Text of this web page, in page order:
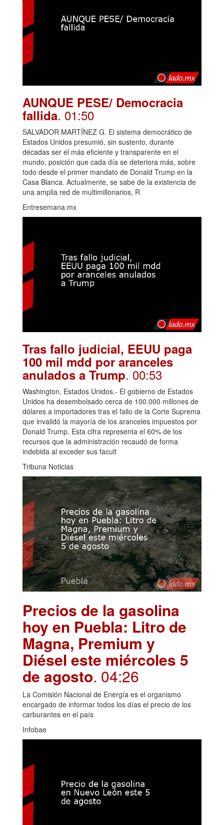
AUNQUE PESE/ Democracia
fallida. 01:50
SALVADOR MARTÍNEZ G. El sistema democrático de
Estados Unidos presumió, sin sustento, durante
décadas ser el más eficiente y transparente en el
mundo, posición que cada día se deteriora más, sobre
todo desde el primer mandato de Donald Trump en la
Casa Blanca. Actualmente, se sabe de la existencia de
una amplia red de multimillonarios, R
Entresemana.mx
Tras fallo judicial, EEUU paga
100 mil mdd por aranceles
anulados a Trump. 00:53
Washington, Estados Unidos.- El gobierno de Estados
Unidos ha desembolsado cerca de 100.000 millones de
dólares a importadores tras el fallo de la Corte Suprema
que invalidó la mayoría de los aranceles impuestos por
Donald Trump. Esta cifra representa el 60% de los
recursos que la administración recaudó de forma
indebida al exceder sus facult
Tribuna Noticias
Precios de la gasolina
hoy en Puebla: Litro de
Magna, Premium y
Diésel este miércoles 5
de agosto. 04:26
La Comisión Nacional de Energía es el organismo
encargado de informar todos los días el precio de los
carburantes en el país
Infobae